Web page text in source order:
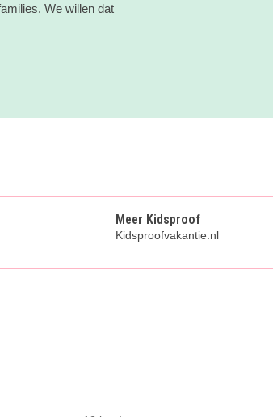
We willen dat
Meer Kidsproof
Kidsproofvakantie.nl